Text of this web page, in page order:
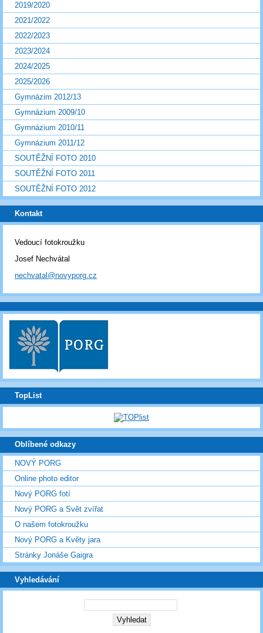
2019/2020
2021/2022
2022/2023
2023/2024
2024/2025
2025/2026
Gymnázim 2012/13
Gymnázium 2009/10
Gymnázium 2010/11
Gymnázium 2011/12
SOUTĚŽNÍ FOTO 2010
SOUTĚŽNÍ FOTO 2011
SOUTĚŽNÍ FOTO 2012
Kontakt
Vedoucí fotokroužku
Josef Nechvátal
nechvatal@novyporg.cz
TopList
Oblíbené odkazy
NOVÝ PORG
Online photo editor
Nový PORG fotí
Nový PORG a Svět zvířat
O našem fotokroužku
Nový PORG a Květy jara
Stránky Jonáše Gaigra
Vyhledávání